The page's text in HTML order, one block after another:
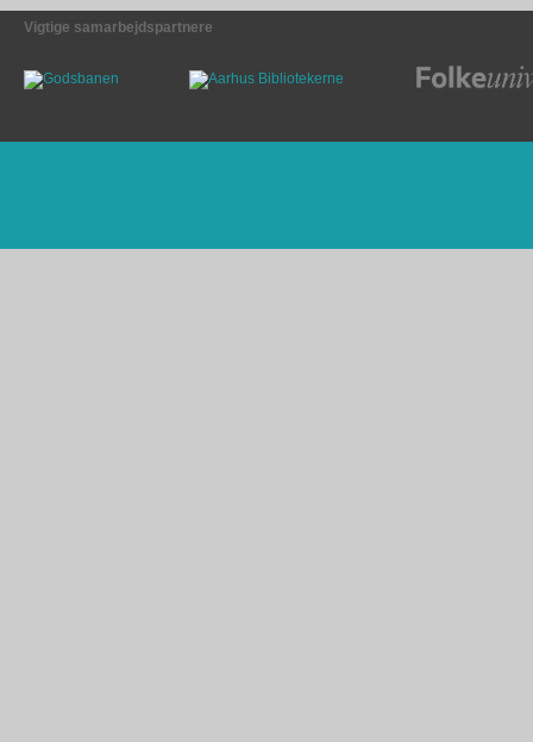
Vigtige samarbejdspartnere